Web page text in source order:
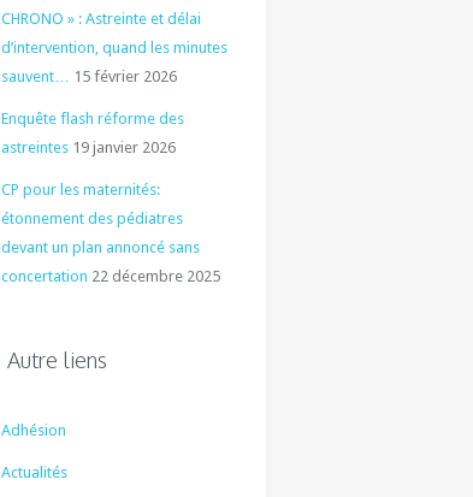
CHRONO » : Astreinte et délai
d’intervention, quand les minutes
sauvent… 15 février 2026
Enquête flash réforme des
astreintes 19 janvier 2026
CP pour les maternités:
étonnement des pédiatres
devant un plan annoncé sans
concertation 22 décembre 2025
Autre liens
Adhésion
Actualités